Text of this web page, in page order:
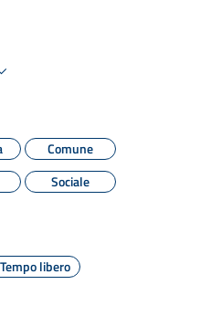
Comune
Sociale
Tempo libero